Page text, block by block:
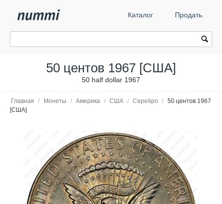
Каталог Продать
50 центов 1967 [США]
50 half dollar 1967
Главная / Монеты / Америка / США / Серебро / 50 центов 1967
[США]